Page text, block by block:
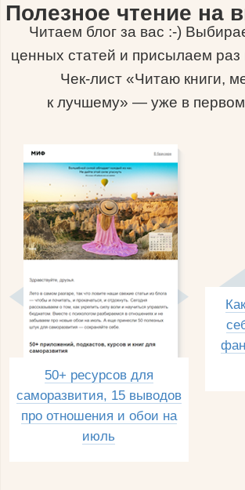
Полезное чтение на
Читаем блог за вас :-)
ценных статей и присылаем раз
Чек-лист «Читаю книги,
к лучшему» — уже в
50+ ресурсов для
саморазвития, 15 выводов
про отношения и обои на
июль